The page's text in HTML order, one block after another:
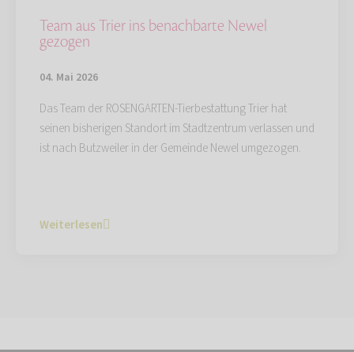
Team aus Trier ins benachbarte Newel
gezogen
04. Mai 2026
Das Team der ROSENGARTEN-Tierbestattung Trier hat
seinen bisherigen Standort im Stadtzentrum verlassen und
ist nach Butzweiler in der Gemeinde Newel umgezogen.
Weiterlesen